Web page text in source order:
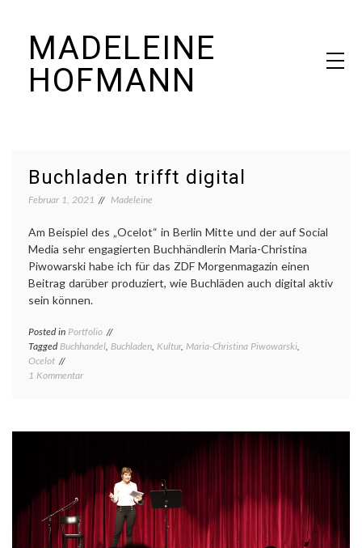
contentMADELEINE
HOFMANN
Buchladen trifft digital
Februar 1, 2021 Madeleine
Am Beispiel des „Ocelot“ in Berlin Mitte und der auf Social
Media sehr engagierten Buchhändlerin Maria-Christina
Piwowarski habe ich für das ZDF Morgenmagazin einen
Beitrag darüber produziert, wie Buchläden auch digital aktiv
sein können.
Posted in Portfolio
TaggedBuchhandel, Buchladen, Kultur, Maria-Christina Piwowarski,
Ocelot
1 Kommentarzu